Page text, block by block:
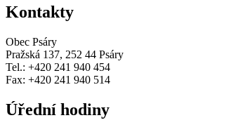
Kontakty
Obec Psáry
Pražská 137, 252 44 Psáry
Tel.: +420 241 940 454
Fax: +420 241 940 514
Úřední hodiny